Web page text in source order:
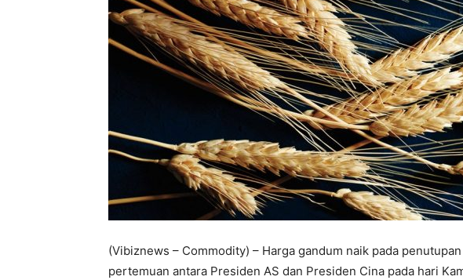
(Vibiznews – Commodity) – Harga gandum naik pada
pertemuan antara Presiden AS dan Presiden Cina pada hari